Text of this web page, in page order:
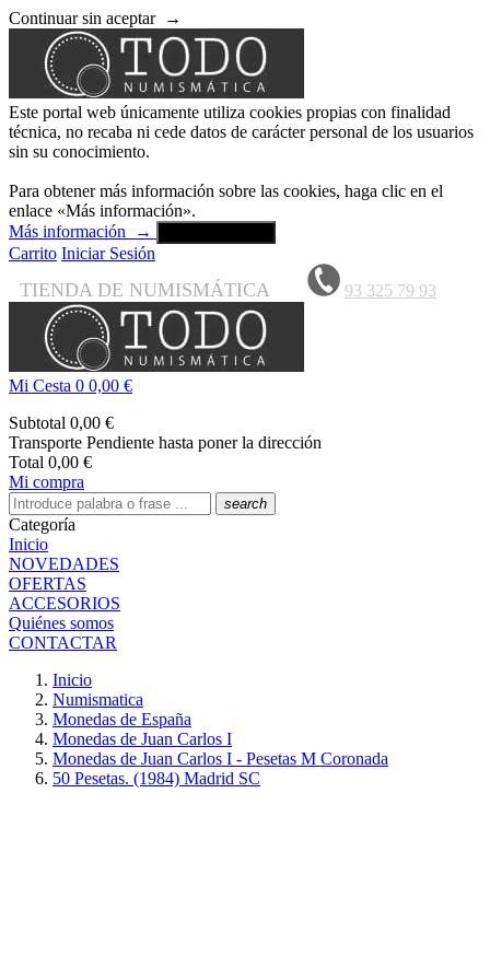
Continuar sin aceptar →
Este portal web únicamente utiliza cookies propias con finalidad
técnica, no recaba ni cede datos de carácter personal de los usuarios
sin su conocimiento.
Para obtener más información sobre las cookies, haga clic en el
enlace «Más información».
Más información
→
Carrito Iniciar Sesión
TIENDA DE NUMISMÁTICA 93 325 79 93
Mi Cesta 0 0,00 €
Subtotal 0,00 €
Transporte Pendiente hasta poner la dirección
Total 0,00 €
Mi compra
search
Categoría
Inicio
NOVEDADES
OFERTAS
ACCESORIOS
Quiénes somos
CONTACTAR
Inicio
Numismatica
Monedas de España
Monedas de Juan Carlos I
Monedas de Juan Carlos I - Pesetas M Coronada
50 Pesetas. (1984) Madrid SC